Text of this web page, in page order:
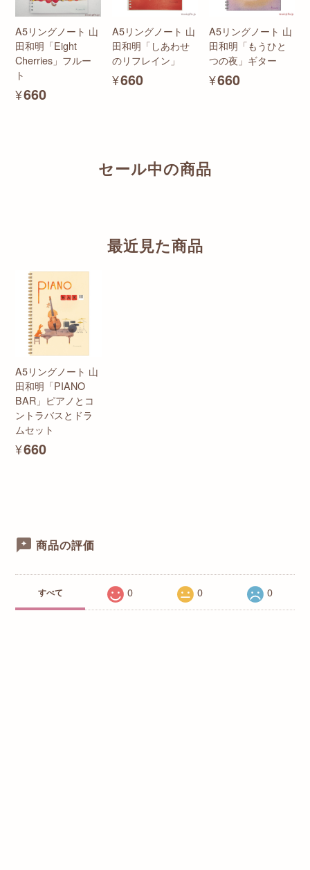
A5リングノート 山
田和明「Eight
Cherries」フルー
ト
¥660
A5リングノート 山
田和明「しあわせ
のリフレイン」
¥660
A5リングノート 山
田和明「もうひと
つの夜」ギター
¥660
セール中の商品
最近見た商品
A5リングノート 山
田和明「PIANO
BAR」ピアノとコ
ントラバスとドラ
ムセット
¥660
商品の評価
すべて 0 0 0